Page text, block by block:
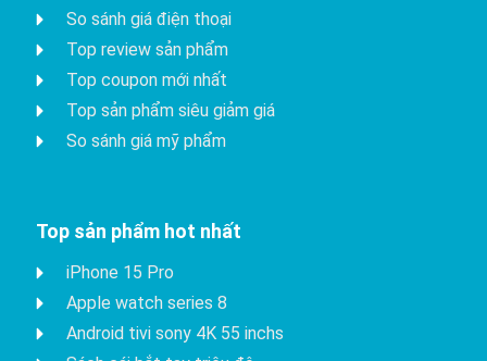
So sánh giá điện thoại
Top review sản phẩm
Top coupon mới nhất
Top sản phẩm siêu giảm giá
So sánh giá mỹ phẩm
Top sản phẩm hot nhất
iPhone 15 Pro
Apple watch series 8
Android tivi sony 4K 55 inchs